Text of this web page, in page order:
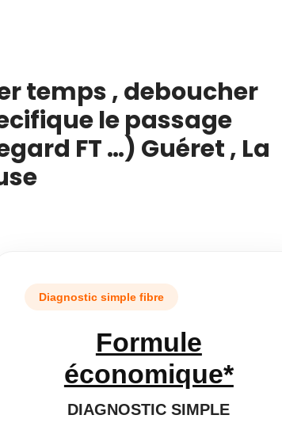
temps , deboucher
le passage
FT …) Guéret , La
Diagnostic simple fibre
Formule
économique*
DIAGNOSTIC SIMPLE